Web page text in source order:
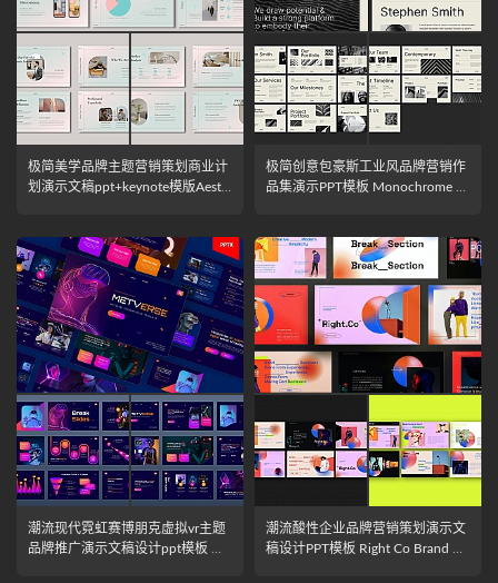
极简美学品牌主题营销策划商业计
划演示文稿ppt+keynote模版Aesth
极简创意包豪斯工业风品牌营销作
品集演示PPT模板 Monochrome B
潮流现代霓虹赛博朋克虚拟vr主题
品牌推广演示文稿设计ppt模板 Me
潮流酸性企业品牌营销策划演示文
稿设计PPT模板 Right Co Brand Gr